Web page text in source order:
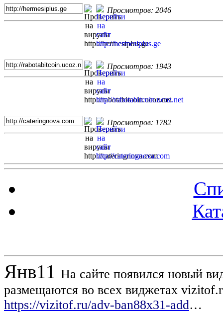
Просмотров: 2046
Просмотров: 1943
Просмотров: 1782
Янв11 На сайте появился новый
размещаются во всех виджетах
https://vizitof.ru/adv-ban88x31-add…